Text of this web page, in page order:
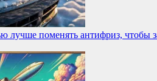
лучше поменять антифриз, чтобы